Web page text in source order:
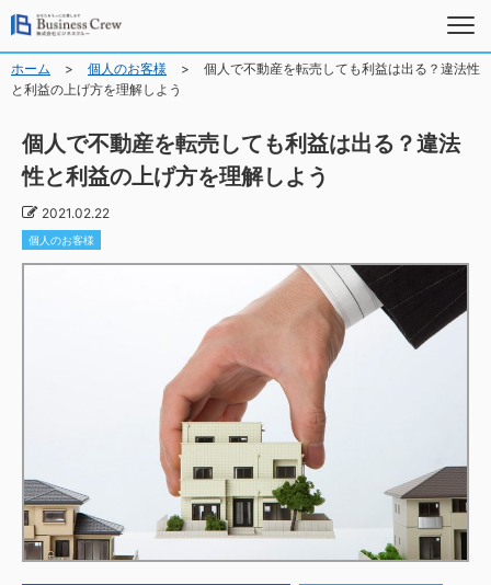
ホーム > 個人のお客様 >
個人で不動産を転売しても利益は出る？違法性
と利益の上げ方を理解しよう
個人で不動産を転売しても利益は出る？違法
性と利益の上げ方を理解しよう
2021.02.22
個人のお客様